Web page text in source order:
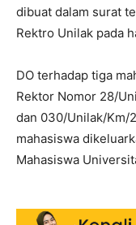
dibuat dalam surat
Rektro Unilak pada
DO terhadap tiga
Rektor Nomor 28/
dan 030/Unilak/Km/
mahasiswa
Mahasiswa